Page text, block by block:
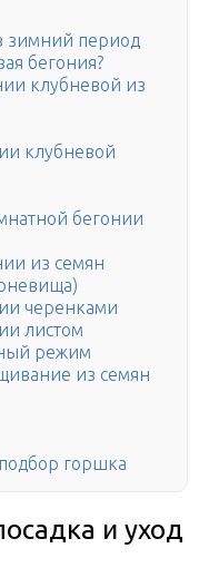
зимний период
бегония?
клубневой из
клубневой
бегонии
из семян
черенками
листом
режим
из семян
горшка
и уход